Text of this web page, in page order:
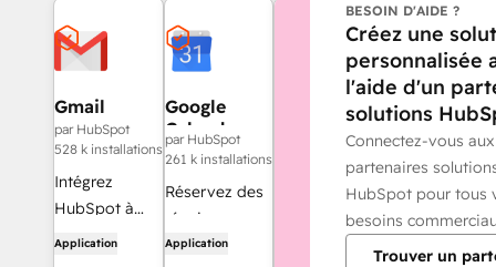
Gmail
par HubSpot
528 k installations
Intégrez
HubSpot à
votre boîte de
Application
Google
Calendar
par HubSpot
261 k installations
Réservez des
réunions
rapidement et
Application
BESOIN D'AIDE ?
Créez une
personnalisée
l'aide d'un
solutions
Connectez-vous aux
partenaires
HubSpot pour tous
besoins
Trouver un